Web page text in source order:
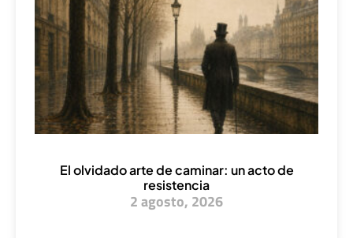
El olvidado arte de caminar: un acto de
resistencia
2 agosto, 2026